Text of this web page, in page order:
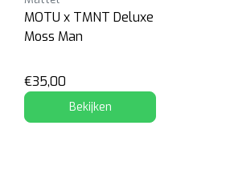
MOTU x TMNT Deluxe
Moss Man
€35,00
Bekijken